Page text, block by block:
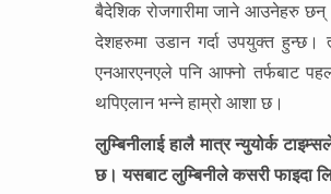
बैदेशिक रोजगारीमा जाने आउनेहरु छन्।
देशहरुमा उडान गर्दा उपयुक्त
एनआरएनएले पनि आफ्नो तर्फबाट
थपिएलान भन्ने हाम्रो आशा छ।
लुम्बिनीलाई हालै मात्र न्युयोर्क
छ। यसबाट लुम्बिनीले कसरी फाइदा